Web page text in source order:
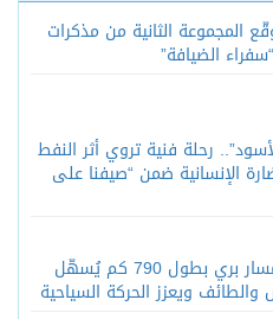
المجموعة الثانية من مذكرات
الضيافة”
رحلة فنية تروي أثر النفط
الإنسانية ضمن “صيفنا على
“هيئة الطرق”: مسار بري بطول 790 كم يُسهّل
والطائف ويعزز الحركة السياحية